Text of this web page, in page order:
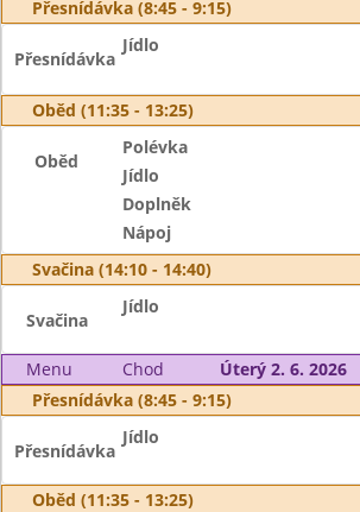
Přesnídávka (8:45 - 9:15)
Přesnídávka
Jídlo
Oběd (11:35 - 13:25)
Oběd
Polévka
Jídlo
Doplněk
Nápoj
Svačina (14:10 - 14:40)
Svačina
Jídlo
Menu Chod
Úterý 2. 6. 2026
Přesnídávka (8:45 - 9:15)
Přesnídávka
Jídlo
Oběd (11:35 - 13:25)